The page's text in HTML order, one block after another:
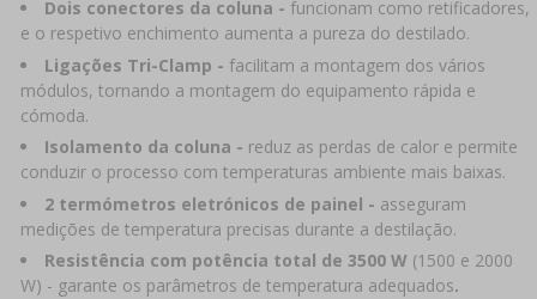
Dois conectores da coluna - funcionam como retificadores,
e o respetivo enchimento aumenta a pureza do destilado.
Ligações Tri-Clamp - facilitam a montagem dos vários
módulos, tornando a montagem do equipamento rápida e
cómoda.
Isolamento da coluna - reduz as perdas de calor e permite
conduzir o processo com temperaturas ambiente mais baixas.
2 termómetros eletrónicos de painel - asseguram
medições de temperatura precisas durante a destilação.
Resistência com potência total de 3500 W (1500 e 2000
W) - garante os parâmetros de temperatura adequados.